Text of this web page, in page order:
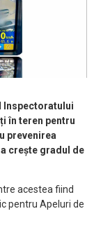
Inspectoratului
în teren pentru
prevenirea
crește gradul de
acestea fiind
pentru Apeluri de